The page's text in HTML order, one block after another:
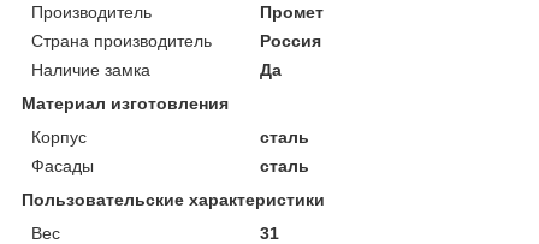
Производитель
Промет
Страна производитель
Россия
Наличие замка
Да
Материал изготовления
Корпус
сталь
Фасады
сталь
Пользовательские характеристики
Вес
31